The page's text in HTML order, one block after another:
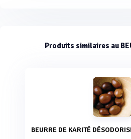
Produits similaires au
BEURRE DE KARITÉ